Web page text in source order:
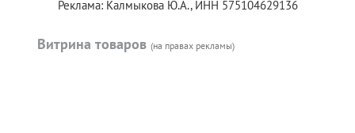
Реклама: Калмыкова Ю.А., ИНН 575104629136
Витрина товаров (на правах рекламы)